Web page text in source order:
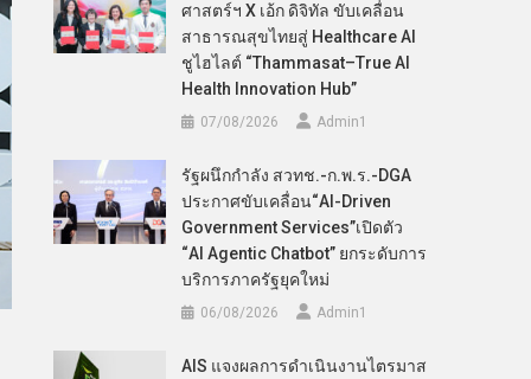
ศาสตร์ฯ X เอ้ก ดิจิทัล ขับเคลื่อน
สาธารณสุขไทยสู่ Healthcare AI
ชูไฮไลต์ “Thammasat–True AI
Health Innovation Hub”
07/08/2026 Admin​1
รัฐผนึกกำลัง สวทช.-ก.พ.ร.-DGA
ประกาศขับเคลื่อน“AI-Driven
Government Services”เปิดตัว
“AI Agentic Chatbot” ยกระดับการ
บริการภาครัฐยุคใหม่
06/08/2026 Admin​1
AIS แจงผลการดำเนินงานไตรมาส